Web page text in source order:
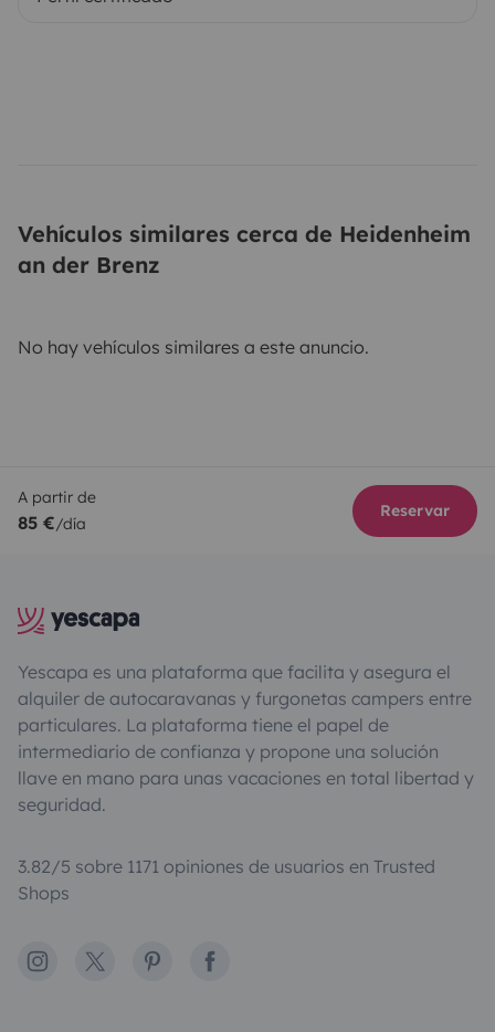
Vehículos similares cerca de Heidenheim
an der Brenz
No hay vehículos similares a este anuncio.
A partir de
85 €/día
Reservar
Yescapa es una plataforma que facilita y asegura el
alquiler de autocaravanas y furgonetas campers entre
particulares. La plataforma tiene el papel de
intermediario de confianza y propone una solución
llave en mano para unas vacaciones en total libertad y
seguridad.
3.82/5 sobre 1171 opiniones de usuarios en Trusted
Shops
Instagram
X PinterestFacebook